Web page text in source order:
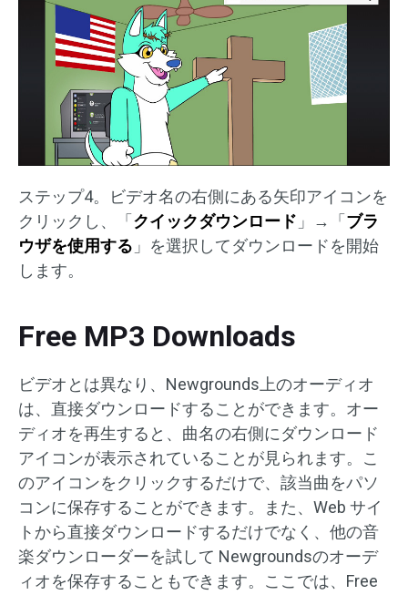
ステップ4。ビデオ名の右側にある矢印アイコンを
クリックし、「 クイックダウンロード 」→「 ブラ
ウザを使用する 」を選択してダウンロードを開始
します。
Free MP3 Downloads
ビデオとは異なり、Newgrounds上のオーディオ
は、直接ダウンロードすることができます。オー
ディオを再生すると、曲名の右側にダウンロード
アイコンが表示されていることが見られます。こ
のアイコンをクリックするだけで、該当曲をパソ
コンに保存することができます。また、Web サイ
トから直接ダウンロードするだけでなく、他の音
楽ダウンローダーを試して Newgroundsのオーデ
ィオを保存することもできます。ここでは、Free